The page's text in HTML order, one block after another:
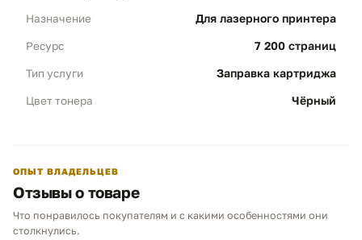
Профессиональная
заправка обеспечивает печать заявленной
Kyocera TK-1170.
каждом цикле.
02 Полная очистка
Назначение Для лазерного принтера
Ресурс 7 200 страниц
Тип услуги Заправка картриджа
Цвет тонера Чёрный
ОПЫТ ВЛАДЕЛЬЦЕВ
Отзывы о товаре
Что понравилось покупателям и с какими особенностями они
столкнулись.